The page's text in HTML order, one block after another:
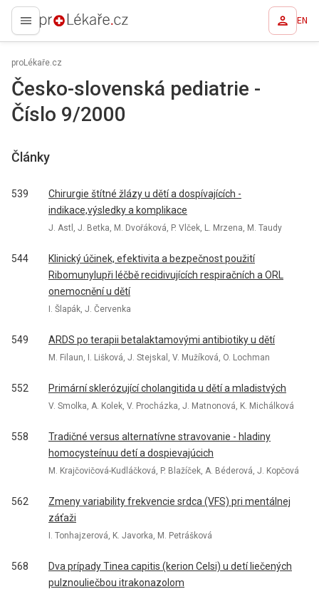
proLékaře.cz EN
proLékaře.cz
Česko-slovenská pediatrie -
Číslo 9/2000
Články
539
Chirurgie štítné žlázy u dětí a dospívajících -
indikace,výsledky a komplikace
J. Astl, J. Betka, M. Dvořáková, P. Vlček, L. Mrzena, M. Taudy
544
Klinický účinek, efektivita a bezpečnost použití
Ribomunylupři léčbě recidivujících respiračních a ORL
onemocnění u dětí
I. Šlapák, J. Červenka
549 ARDS po terapii betalaktamovými antibiotiky u dětí
M. Filaun, I. Lišková, J. Stejskal, V. Mužíková, O. Lochman
552 Primární sklerózující cholangitida u dětí a mladistvých
V. Smolka, A. Kolek, V. Procházka, J. Matnonová, K. Michálková
558
Tradičné versus alternatívne stravovanie - hladiny
homocysteínuu detí a dospievajúcich
M. Krajčovičová-Kudláčková, P. Blažíček, A. Béderová, J. Kopčová
562
Zmeny variability frekvencie srdca (VFS) pri mentálnej
záťaži
I. Tonhajzerová, K. Javorka, M. Petrášková
568
Dva prípady Tinea capitis (kerion Celsi) u detí liečených
pulznouliečbou itrakonazolom